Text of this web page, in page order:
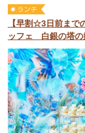
【早割☆3日前まで
ッフェ 白銀の塔の